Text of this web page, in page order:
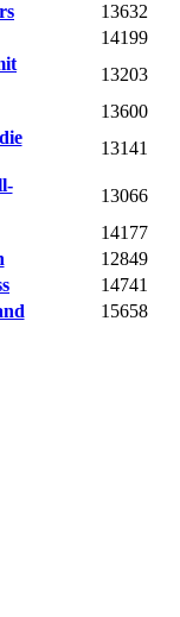
13632
14199
13203
13600
13141
13066
14177
12849
14741
15658